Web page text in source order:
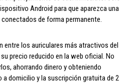
Android para que aparezca una
de forma permanente.
entre los auriculares más atractivos del
precio reducido en la web oficial. No
ahorrando dinero y obteniendo
domicilio y la suscripción gratuita de 2